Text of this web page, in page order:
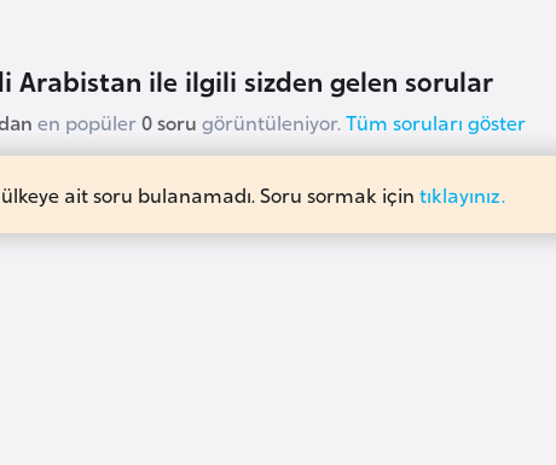
Arabistan ile ilgili sizden gelen sorular
en popüler0 soru görüntüleniyor. Tüm soruları göster
ait soru bulanamadı. Soru sormak için tıklayınız.